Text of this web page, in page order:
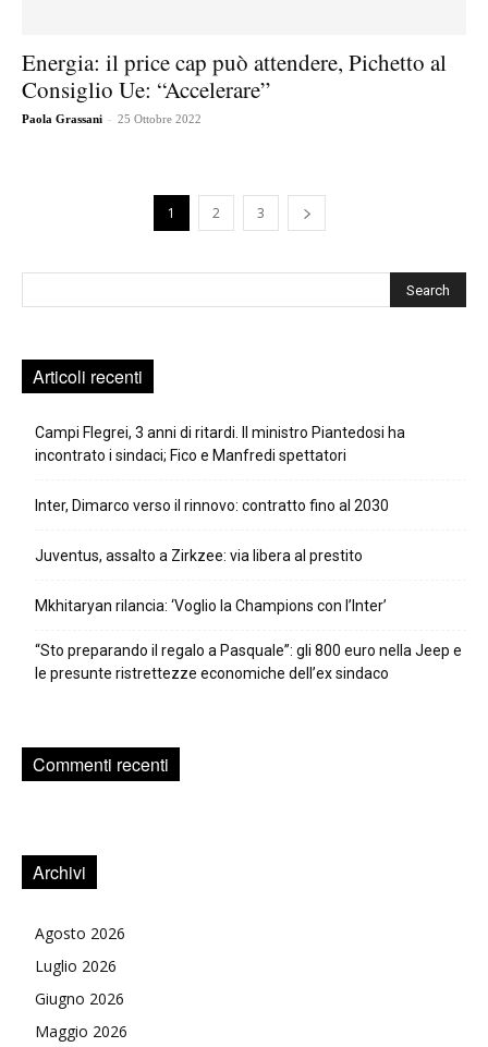
Energia: il price cap può attendere, Pichetto al
Consiglio Ue: “Accelerare”
Paola Grassani - 25 Ottobre 2022
1 2 3
Articoli recenti
Campi Flegrei, 3 anni di ritardi. Il ministro Piantedosi ha
incontrato i sindaci; Fico e Manfredi spettatori
Inter, Dimarco verso il rinnovo: contratto fino al 2030
Juventus, assalto a Zirkzee: via libera al prestito
Mkhitaryan rilancia: ‘Voglio la Champions con l’Inter’
“Sto preparando il regalo a Pasquale”: gli 800 euro nella Jeep e
le presunte ristrettezze economiche dell’ex sindaco
Commenti recenti
Archivi
Agosto 2026
Luglio 2026
Giugno 2026
Maggio 2026